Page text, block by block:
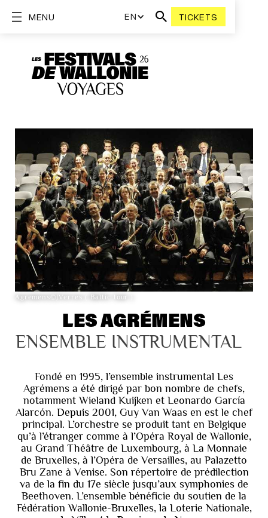
EN TICKETS
MENU
Agremens©JVerres ( Baltic tour )
LES AGRÉMENS
ENSEMBLE INSTRUMENTAL
Fondé en 1995, l’ensemble instrumental Les
Agrémens a été dirigé par bon nombre de chefs,
notamment Wieland Kuijken et Leonardo García
Alarcón. Depuis 2001, Guy Van Waas en est le chef
principal. L’orchestre se produit tant en Belgique
qu’à l’étranger comme à l’Opéra Royal de Wallonie,
au Grand Théâtre de Luxembourg, à La Monnaie
de Bruxelles, à l’Opéra de Versailles, au Palazetto
Bru Zane à Venise. Son répertoire de prédilection
va de la fin du 17e siècle jusqu’aux symphonies de
Beethoven. L’ensemble bénéficie du soutien de la
Fédération Wallonie-Bruxelles, la Loterie Nationale,